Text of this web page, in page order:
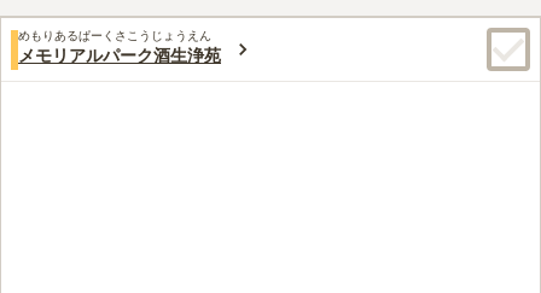
ています。
口コミ評価
この霊園はまだ誰からも評価されていません。
めもりあるぱーくさこうじょうえん
メモリアルパーク酒生浄苑